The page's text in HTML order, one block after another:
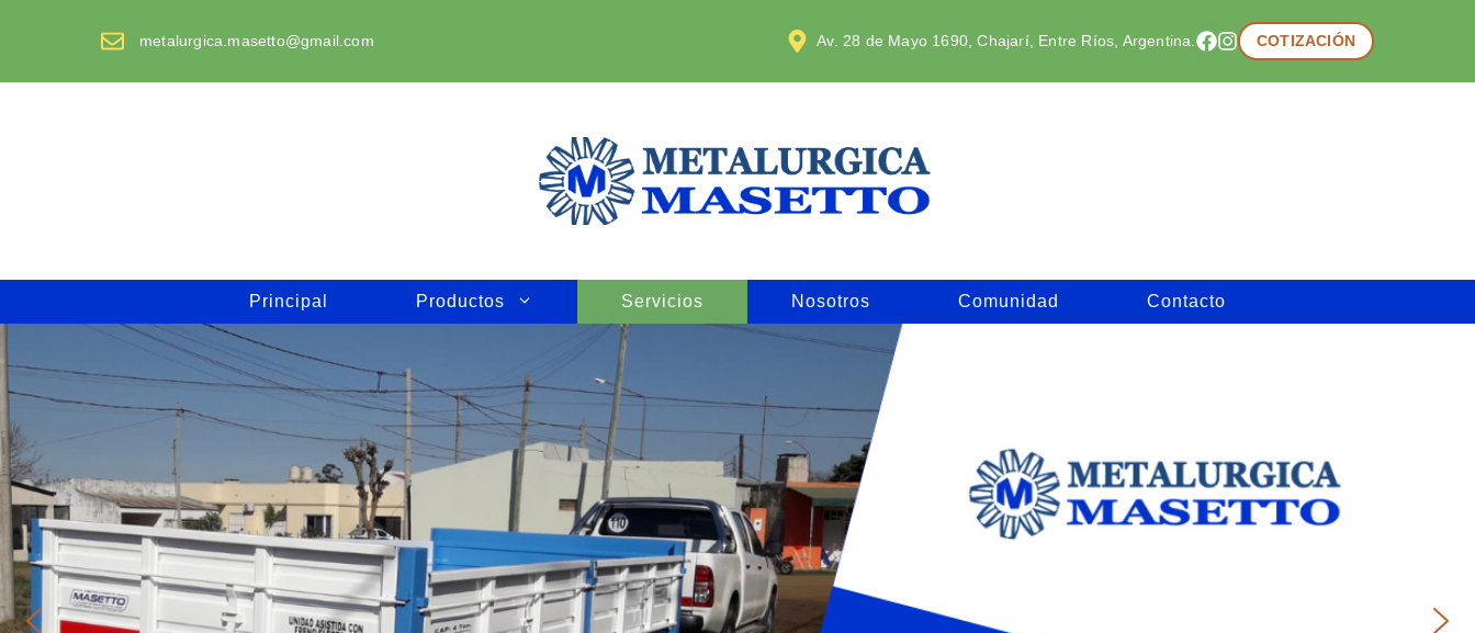
metalurgica.masetto@gmail.com Av. 28 de Mayo 1690, Chajarí, Entre Ríos, Argentina. COTIZACIÓN
Principal Productos Servicios Nosotros Comunidad Contacto